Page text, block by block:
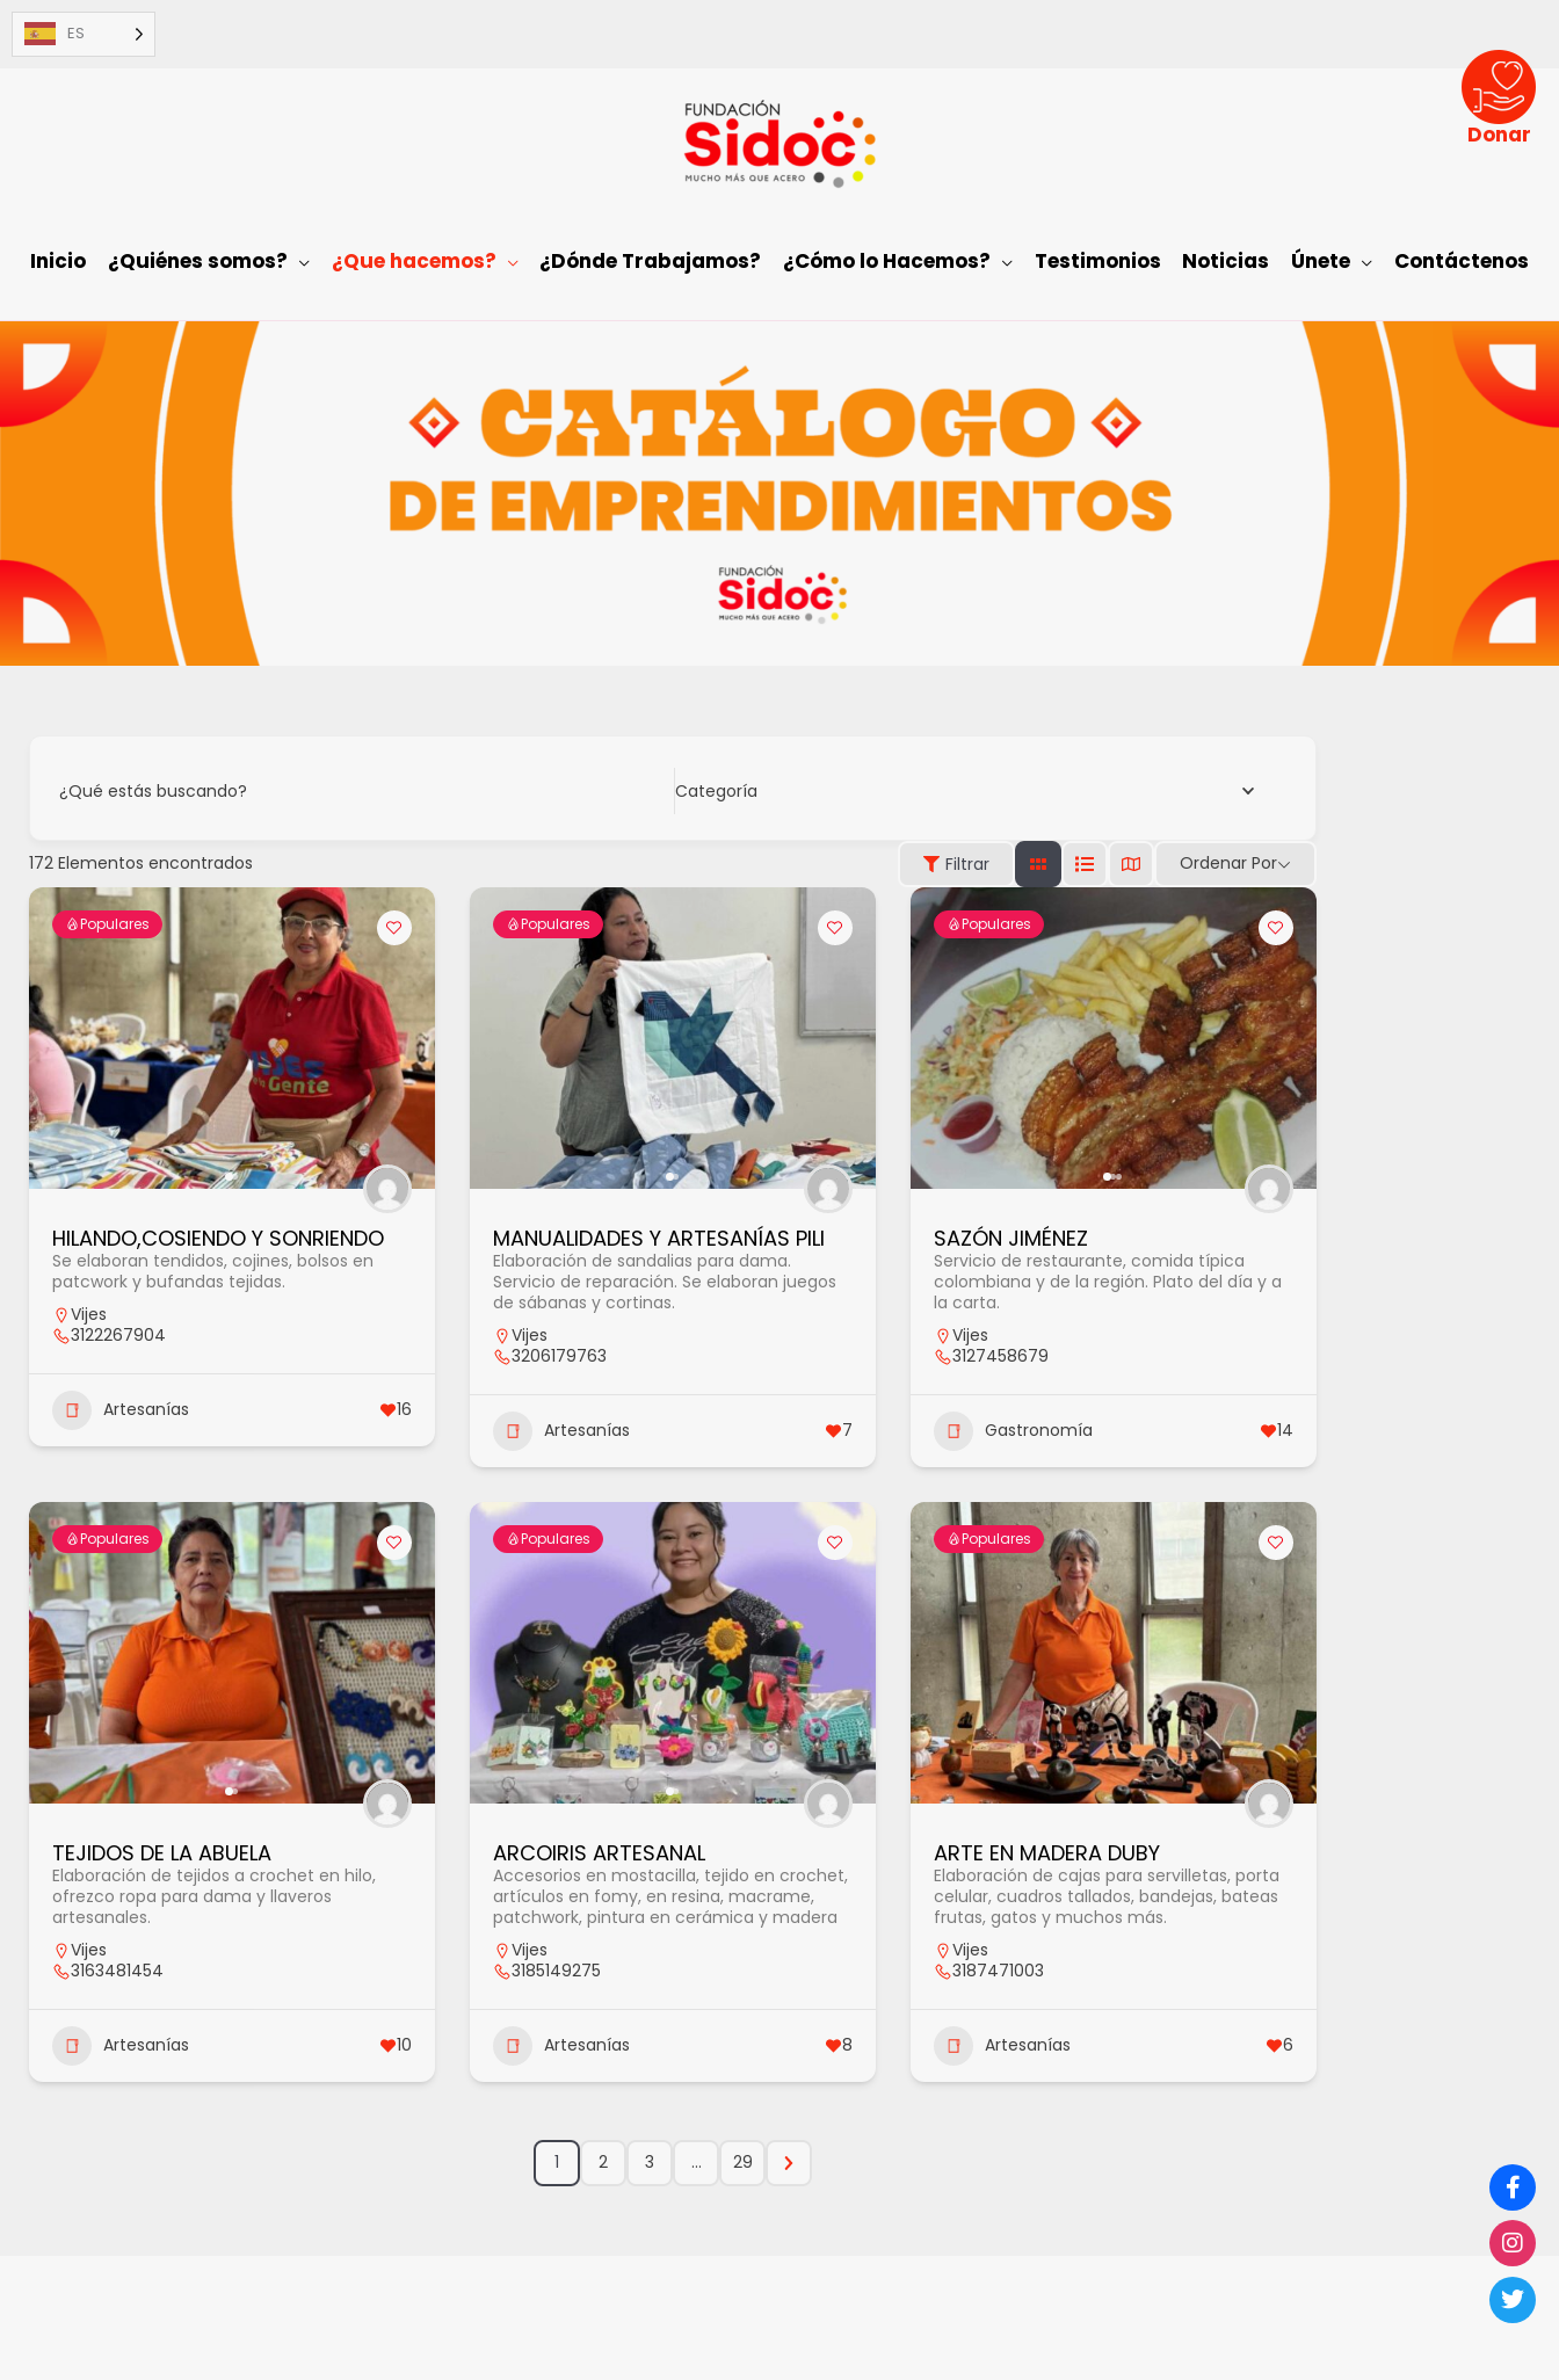
ES
Inicio ¿Quiénes somos? ¿Que hacemos? ¿Dónde Trabajamos? ¿Cómo lo Hacemos? Testimonios Noticias Únete Contáctenos
Donar
¿Qué estás buscando? Categoría
172 Elementos encontrados Filtrar Ordenar Por
Populares
HILANDO,COSIENDO Y SONRIENDO
Se elaboran tendidos, cojines, bolsos en
patcwork y bufandas tejidas.
Vijes
3122267904
Artesanías 16
Populares
MANUALIDADES Y ARTESANÍAS PILI
Elaboración de sandalias para dama.
Servicio de reparación. Se elaboran juegos
de sábanas y cortinas.
Vijes
3206179763
Artesanías 7
Populares
SAZÓN JIMÉNEZ
Servicio de restaurante, comida típica
colombiana y de la región. Plato del día y a
la carta.
Vijes
3127458679
Gastronomía 14
Populares
TEJIDOS DE LA ABUELA
Elaboración de tejidos a crochet en hilo,
ofrezco ropa para dama y llaveros
artesanales.
Vijes
3163481454
Artesanías 10
Populares
ARCOIRIS ARTESANAL
Accesorios en mostacilla, tejido en crochet,
artículos en fomy, en resina, macrame,
patchwork, pintura en cerámica y madera
Vijes
3185149275
Artesanías 8
Populares
ARTE EN MADERA DUBY
Elaboración de cajas para servilletas, porta
celular, cuadros tallados, bandejas, bateas
frutas, gatos y muchos más.
Vijes
3187471003
Artesanías 6
1 2 3 … 29